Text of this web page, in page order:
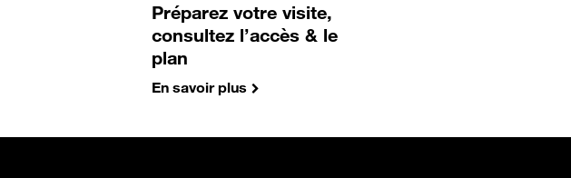
Préparez votre visite,
consultez l’accès & le
plan
En savoir plus